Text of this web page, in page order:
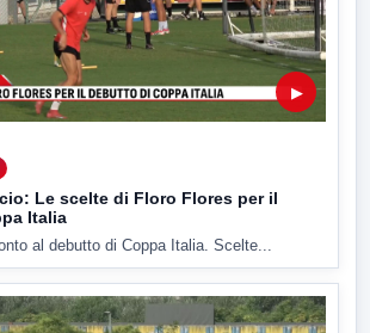
▶
Le scelte di Floro Flores per il
Italia
al debutto di Coppa Italia. Scelte...